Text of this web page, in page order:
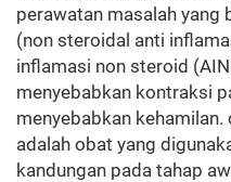
perawatan masalah yang
(non steroidal anti
inflamasi non steroid
menyebabkan kontraksi
menyebabkan
adalah obat yang
kandungan pada tahap